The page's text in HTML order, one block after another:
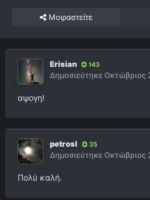
Μοιραστείτε
Erisian 143
ΔημοσιεύτηκεΟκτώβριος
αψογη!
petrosl 35
ΔημοσιεύτηκεΟκτώβριος
Πολύ καλή.